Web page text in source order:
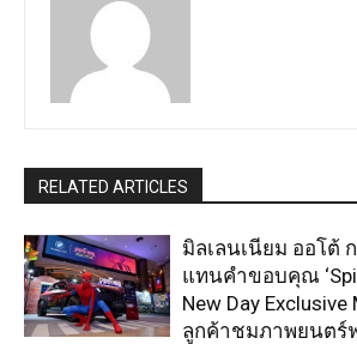
RELATED ARTICLES
มิลเลนเนียม ออโต้
แทนคำขอบคุณ
New Day Exclusive
ลูกค้าชมภาพยนตร์